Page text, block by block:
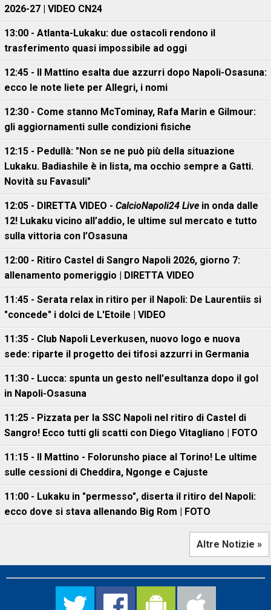
2026-27 | VIDEO CN24
13:00 - Atlanta-Lukaku: due ostacoli rendono il
trasferimento quasi impossibile ad oggi
12:45 - Il Mattino esalta due azzurri dopo Napoli-Osasuna:
ecco le note liete per Allegri, i nomi
12:30 - Come stanno McTominay, Rafa Marin e Gilmour:
gli aggiornamenti sulle condizioni fisiche
12:15 - Pedullà: "Non se ne può più della situazione
Lukaku. Badiashile è in lista, ma occhio sempre a Gatti.
Novità su Favasuli"
12:05 - DIRETTA VIDEO - CalcioNapoli24 Live in onda dalle
12! Lukaku vicino all’addio, le ultime sul mercato e tutto
sulla vittoria con l’Osasuna
12:00 - Ritiro Castel di Sangro Napoli 2026, giorno 7:
allenamento pomeriggio | DIRETTA VIDEO
11:45 - Serata relax in ritiro per il Napoli: De Laurentiis si
"concede" i dolci de L'Etoile | VIDEO
11:35 - Club Napoli Leverkusen, nuovo logo e nuova
sede: riparte il progetto dei tifosi azzurri in Germania
11:30 - Lucca: spunta un gesto nell'esultanza dopo il gol
in Napoli-Osasuna
11:25 - Pizzata per la SSC Napoli nel ritiro di Castel di
Sangro! Ecco tutti gli scatti con Diego Vitagliano | FOTO
11:15 - Il Mattino - Folorunsho piace al Torino! Le ultime
sulle cessioni di Cheddira, Ngonge e Cajuste
11:00 - Lukaku in "permesso", diserta il ritiro del Napoli:
ecco dove si stava allenando Big Rom | FOTO
Altre Notizie »